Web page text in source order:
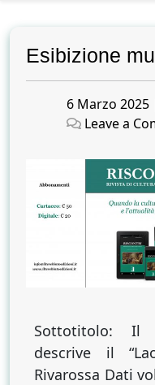
Esibizione
Posted
on
6 Marzo 2025
Leave a
Sottotitolo: Il
descrive il
Rivarossa Dati